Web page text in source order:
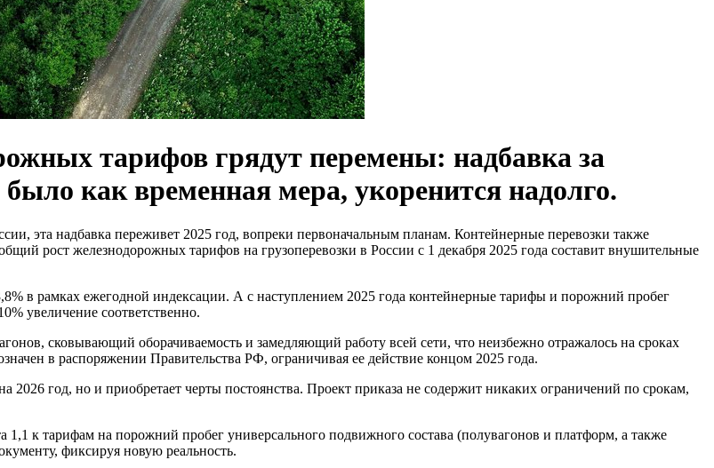
тарифов грядут перемены: надбавка за
как временная мера, укоренится надолго.
эта надбавка переживет 2025 год, вопреки первоначальным планам. Контейнерные перевозки также
рост железнодорожных тарифов на грузоперевозки в России с 1 декабря 2025 года составит внушительные
в рамках ежегодной индексации. А с наступлением 2025 года контейнерные тарифы и порожний пробег
увеличение соответственно.
сковывающий оборачиваемость и замедляющий работу всей сети, что неизбежно отражалось на сроках
в распоряжении Правительства РФ, ограничивая ее действие концом 2025 года.
2026 год, но и приобретает черты постоянства. Проект приказа не содержит никаких ограничений по срокам,
к тарифам на порожний пробег универсального подвижного состава (полувагонов и платформ, а также
фиксируя новую реальность.